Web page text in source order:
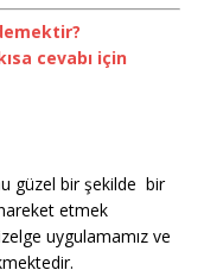
cevabı için
güzel bir şekilde bir
etmek
uygulamamız ve